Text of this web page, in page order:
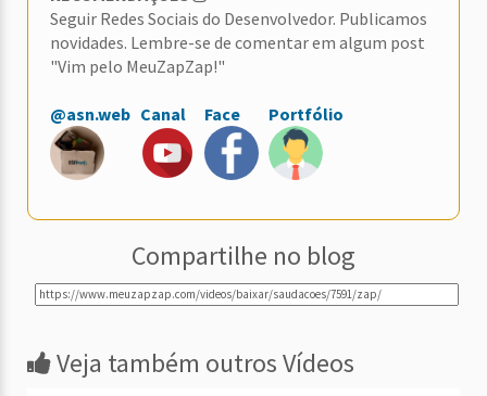
Seguir Redes Sociais do Desenvolvedor. Publicamos
novidades. Lembre-se de comentar em algum post
"Vim pelo MeuZapZap!"
@asn.web Canal Face Portfólio
Compartilhe no blog
Veja também outros Vídeos